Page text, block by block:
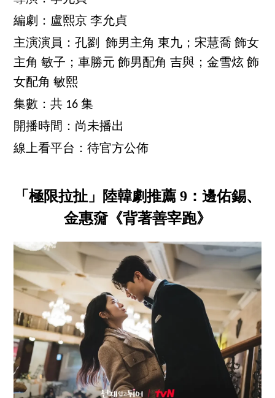
編劇：盧熙京 李允貞
主演演員：孔劉 飾男主角 東九；宋慧喬 飾女
主角 敏子；車勝元 飾男配角 吉與；金雪炫 飾
女配角 敏熙
集數：共 16 集
開播時間：尚未播出
線上看平台：待官方公佈
「極限拉扯」陸韓劇推薦 9：邊佑錫、
金惠奫《背著善宰跑》